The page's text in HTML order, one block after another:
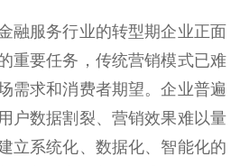
融服务行业的转型期企业正面
重要任务，传统营销模式已难
需求和消费者期望。企业普遍
户数据割裂、营销效果难以量
立系统化、数据化、智能化的